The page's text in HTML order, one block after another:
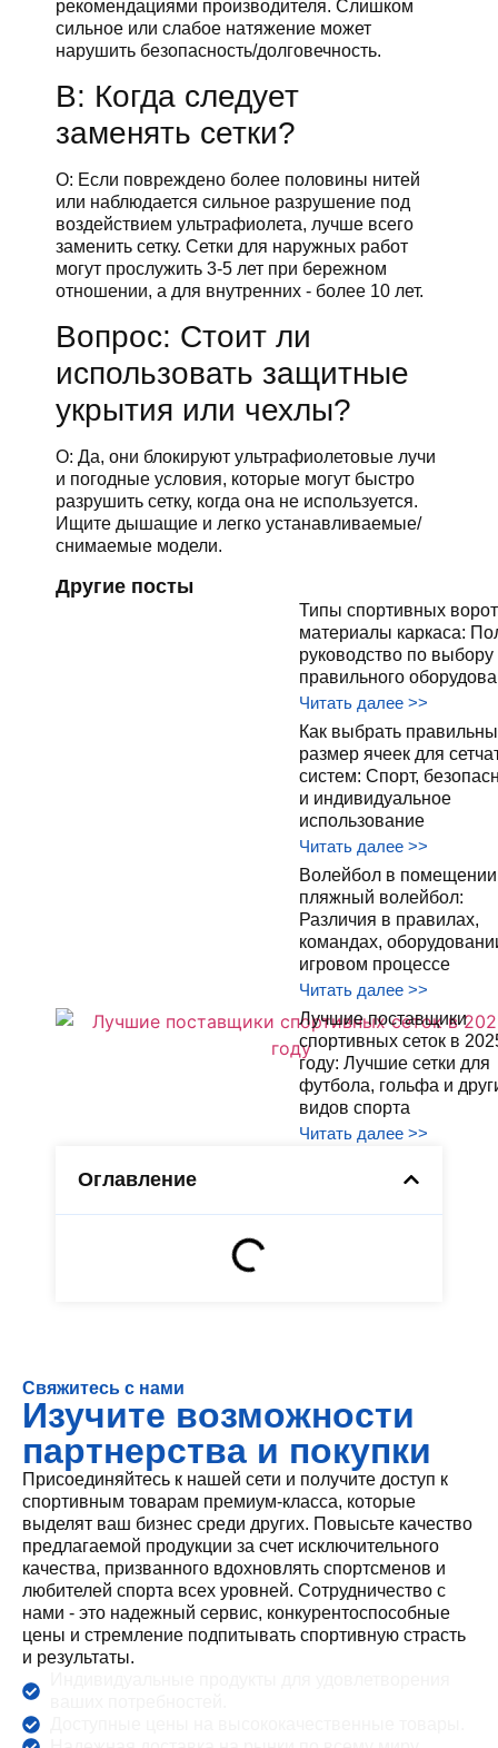
рекомендациями производителя. Слишком
сильное или слабое натяжение может
нарушить безопасность/долговечность.
В: Когда следует
заменять сетки?
О: Если повреждено более половины нитей
или наблюдается сильное разрушение под
воздействием ультрафиолета, лучше всего
заменить сетку. Сетки для наружных работ
могут прослужить 3-5 лет при бережном
отношении, а для внутренних - более 10 лет.
Вопрос: Стоит ли
использовать защитные
укрытия или чехлы?
О: Да, они блокируют ультрафиолетовые лучи
и погодные условия, которые могут быстро
разрушить сетку, когда она не используется.
Ищите дышащие и легко устанавливаемые/
снимаемые модели.
Другие посты
Типы спортивных
материалы каркаса:
руководство по выбору
правильного
Читать далее >>
Как выбрать
размер ячеек для
систем: Спорт,
и индивидуальное
использование
Читать далее >>
Волейбол в
пляжный волейбол:
Различия в правилах,
командах,
игровом процессе
Читать далее >>
Лучшие поставщики
спортивных сеток в
году: Лучшие сетки для
футбола, гольфа и
видов спорта
Читать далее >>
Оглавление
Свяжитесь с нами
Изучите возможности
партнерства и покупки
Присоединяйтесь к нашей сети и получите доступ к
спортивным товарам премиум-класса, которые
выделят ваш бизнес среди других. Повысьте качество
предлагаемой продукции за счет исключительного
качества, призванного вдохновлять спортсменов и
любителей спорта всех уровней. Сотрудничество с
нами - это надежный сервис, конкурентоспособные
цены и стремление подпитывать спортивную страсть
и результаты.